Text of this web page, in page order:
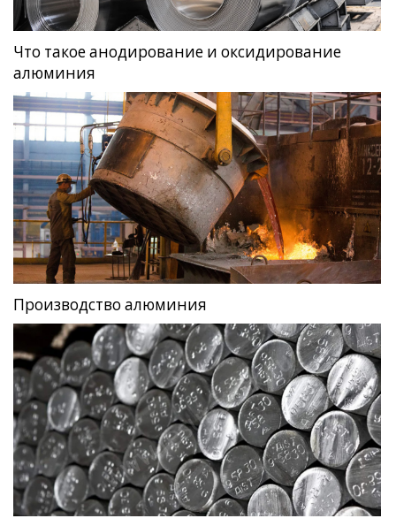
Что такое анодирование и оксидирование
алюминия
Производство алюминия